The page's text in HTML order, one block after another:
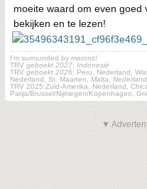
moeite waard om even
bekijken en te lezen!
I'm surrounded by morons!
TRV geboekt 2027: Indonesië
TRV geboekt 2026: Peru, Nederland,
Nederland, St. Maarten, Malta,
TRV 2025:Zuid-Amerika, Nederland,
Parijs/Brussel/Nijmegen/Kopenhagen,
▼